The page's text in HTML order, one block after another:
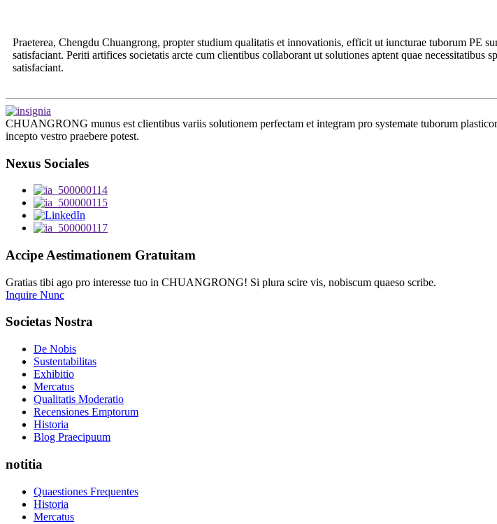
Praeterea, Chengdu Chuangrong, propter studium qualitatis et innovationis, efficit ut iuncturae tuborum PE
satisfaciant. Periti artifices societatis arcte cum clientibus collaborant ut solutiones aptent quae necessitatibus
satisfaciant.
CHUANGRONG munus est clientibus variis solutionem perfectam et integram pro systemate tuborum
incepto vestro praebere potest.
Nexus Sociales
Accipe Aestimationem Gratuitam
Gratias tibi ago pro interesse tuo in CHUANGRONG! Si plura scire vis, nobiscum quaeso scribe.
Inquire Nunc
Societas Nostra
De Nobis
Sustentabilitas
Exhibitio
Mercatus
Qualitatis Moderatio
Recensiones Emptorum
Historia
Blog Praecipuum
notitia
Quaestiones Frequentes
Historia
Mercatus